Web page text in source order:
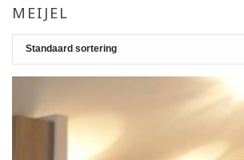
MEIJEL